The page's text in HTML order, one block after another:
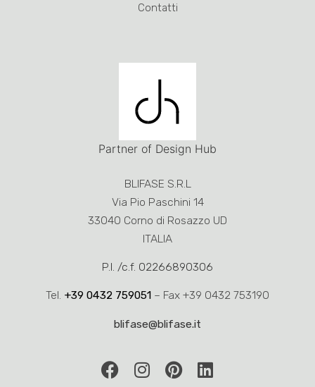
BLIFASE S.R.L
Via Pio Paschini 14
33040 Corno di Rosazzo UD
ITALIA
P.I. /c.f. 02266890306
Tel. +39 0432 759051 – Fax +39 0432 753190
blifase@blifase.it
Contatti
Partner of Design Hub